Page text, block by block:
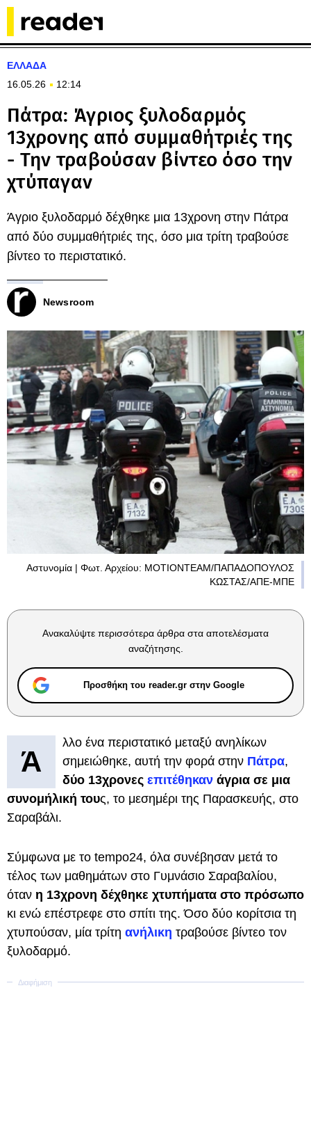
ΕΛΛΑΔΑ
16.05.26
12:14
Πάτρα: Άγριος ξυλοδαρμός
13χρονης από συμμαθήτριές της
- Την τραβούσαν βίντεο όσο την
χτύπαγαν
Άγριο ξυλοδαρμό δέχθηκε μια 13χρονη στην Πάτρα
από δύο συμμαθήτριές της, όσο μια τρίτη τραβούσε
βίντεο το περιστατικό.
Newsroom
Αστυνομία | Φωτ. Αρχείου: ΜΟΤΙΟΝΤΕΑΜ/ΠΑΠΑΔΟΠΟΥΛΟΣ
ΚΩΣΤΑΣ/ΑΠΕ-ΜΠΕ
Ανακαλύψτε περισσότερα άρθρα στα αποτελέσματα
αναζήτησης.
Προσθήκη του reader.gr στην Google
Ά
λλο ένα περιστατικό μεταξύ ανηλίκων
σημειώθηκε, αυτή την φορά στην Πάτρα,
δύο 13χρονες επιτέθηκαν άγρια σε μια
συνομήλική τους, το μεσημέρι της Παρασκευής, στο
Σαραβάλι.
Σύμφωνα με το tempo24, όλα συνέβησαν μετά το
τέλος των μαθημάτων στο Γυμνάσιο Σαραβαλίου,
όταν η 13χρονη δέχθηκε χτυπήματα στο πρόσωπο
κι ενώ επέστρεφε στο σπίτι της. Όσο δύο κορίτσια τη
χτυπούσαν, μία τρίτη ανήλικη τραβούσε βίντεο τον
ξυλοδαρμό.